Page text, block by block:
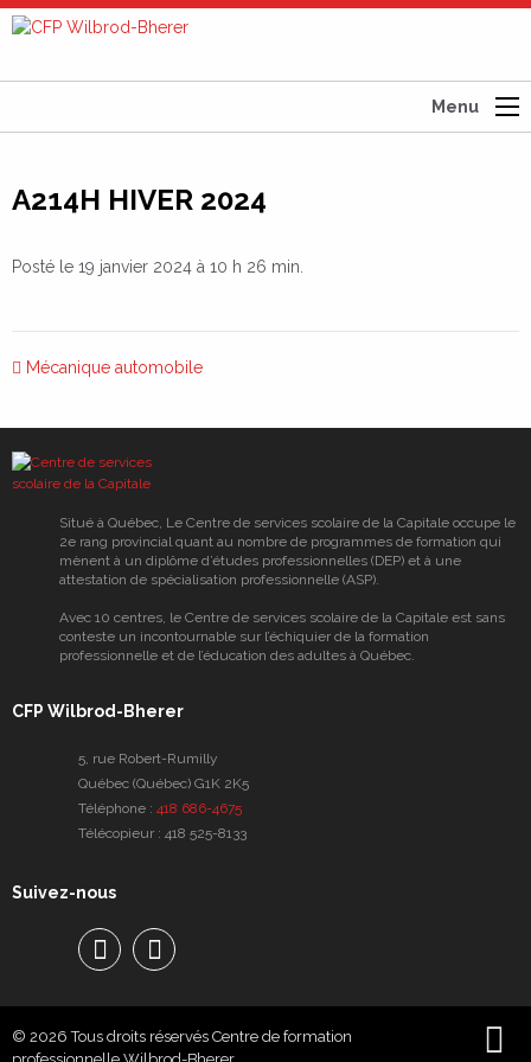
CFP
Menu
A214H HIVER 2024
Posté le 19 janvier 2024 à 10 h 26 min.
Navigation
Mécanique automobile
Situé à Québec, Le Centre de services scolaire de la Capitale occupe le
2e rang provincial quant au nombre de programmes de formation qui
mènent à un diplôme d’études professionnelles (DEP) et à une
attestation de spécialisation professionnelle (ASP).
Avec 10 centres, le Centre de services scolaire de la Capitale est sans
conteste un incontournable sur l’échiquier de la formation
professionnelle et de l’éducation des adultes à Québec.
CFP Wilbrod-Bherer
5, rue Robert-Rumilly
Québec (Québec) G1K 2K5
Téléphone : 418 686-4675
Télécopieur : 418 525-8133
Suivez-nous
FacebookFacebook
© 2026 Tous droits réservés Centre de formation